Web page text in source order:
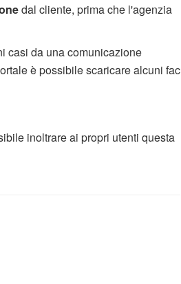
dal cliente, prima che l'agenzia
casi da una comunicazione
è possibile scaricare alcuni fac
inoltrare ai propri utenti questa